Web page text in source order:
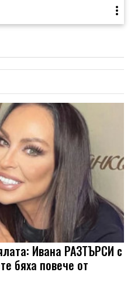
Ивана РАЗТЪРСИ с
бяха повече от